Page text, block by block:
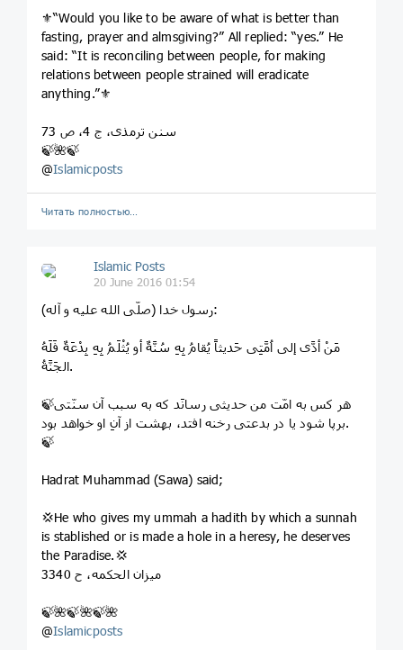
⚜“Would you like to be aware of what is better than
fasting, prayer and almsgiving?” All replied: “yes.” He
said: “It is reconciling between people, for making
relations between people strained will eradicate
anything.”⚜
سنن ترمذی، ج 4، ص 73
🍃🌺🍃
@Islamicposts
Читать полностью…
Islamic Posts
20 June 2016 01:54
رسول خدا (صلّی الله علیه و ‌آله):
مَنْ أدَّی إلی اُمَّتِی حَدیثاً یُقامُ بِهِ سُنَّةٌ أو یُثْلَمُ بِهِ بِدْعَةٌ فَلَهُ
الجَنَّةُ.
🍃هر کس به امّت من حدیثی رسانَد که به سبب آن سنّتی
بر‌پا شود یا در بدعتی رخنه افتد، بهشت از آنِ او خواهد بود.
🍃
Hadrat Muhammad (Sawa) said;
💢He who gives my ummah a hadith by which a sunnah
is stablished or is made a hole in a heresy, he deserves
the Paradise.💢
🍃🌺🍃🌺🍃🌺
@Islamicposts